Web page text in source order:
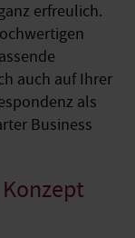
erfreulich.
auch auf Ihrer
als
Business